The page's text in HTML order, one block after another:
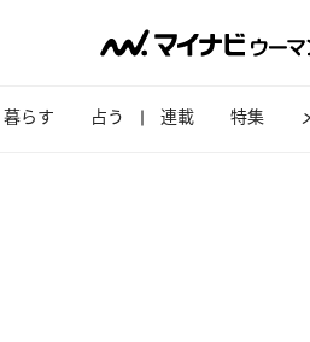
暮らす 占う 連載 特集